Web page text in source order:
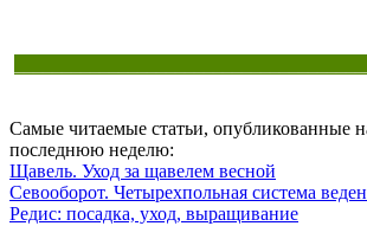
Самые читаемые статьи, опубликованные
последнюю неделю:
Щавель. Уход за щавелем весной
Севооборот. Четырехпольная система
Редис: посадка, уход, выращивание